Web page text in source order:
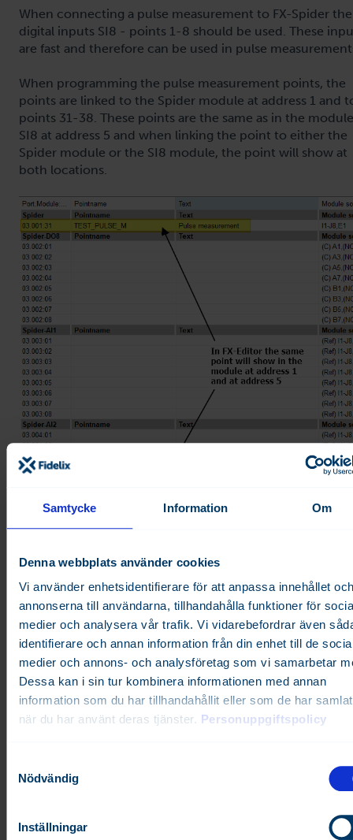
Samtycke Information Om
Denna webbplats använder cookies
Vi använder enhetsidentifierare för att anpassa innehållet och
annonserna till användarna, tillhandahålla funktioner för
medier och analysera vår trafik. Vi vidarebefordrar även
identifierare och annan information från din enhet till de
medier och annons- och analysföretag som vi samarbetar
Dessa kan i sin tur kombinera informationen med annan
information som du har tillhandahållit eller som de har
när du har använt deras tjänster. Personuppgiftspolicy
Nödvändig
Inställningar
When connecting a pulse measurement to FX-Spider the
digital inputs SI8 - points 1-8 should be used. These
are fast and therefore can be used in pulse
When programming the pulse measurement points, the
points are linked to the Spider module at address 1 and
points 31-38. These points are the same as in the module
SI8 at address 5 and when linking the point to either the
Spider module or the SI8 module, the point will show at
both locations.
When connecting the pulse measurement the
will be done between the measurement point which is
connector E1 - E8, depending on which point 1 - 8 the
measurement is linked to, and connectors I1 - J8, which
connectors connected to common ground.